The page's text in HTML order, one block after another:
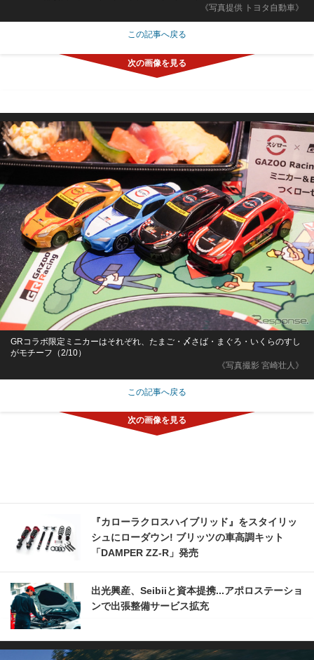
《写真提供 トヨタ自動車》
この記事へ戻る
《写真撮影 宮崎壮人》
GRコラボ限定ミニカーはそれぞれ、たまご・〆さば・まぐろ・いくらのすし
がモチーフ（2/10）
この記事へ戻る
『カローラクロスハイブリッド』をスタイリッ
シュにローダウン! ブリッツの車高調キット
「DAMPER ZZ-R」発売
出光興産、Seibiiと資本提携...アポロステーショ
ンで出張整備サービス拡充